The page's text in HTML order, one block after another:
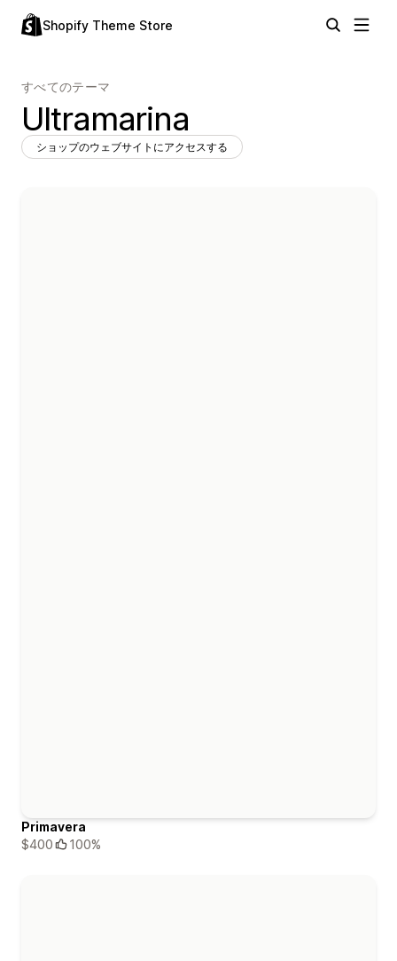
Shopify Theme Store
すべてのテーマ
Ultramarina
ショップのウェブサイトにアクセスする
Primavera
$400
100%